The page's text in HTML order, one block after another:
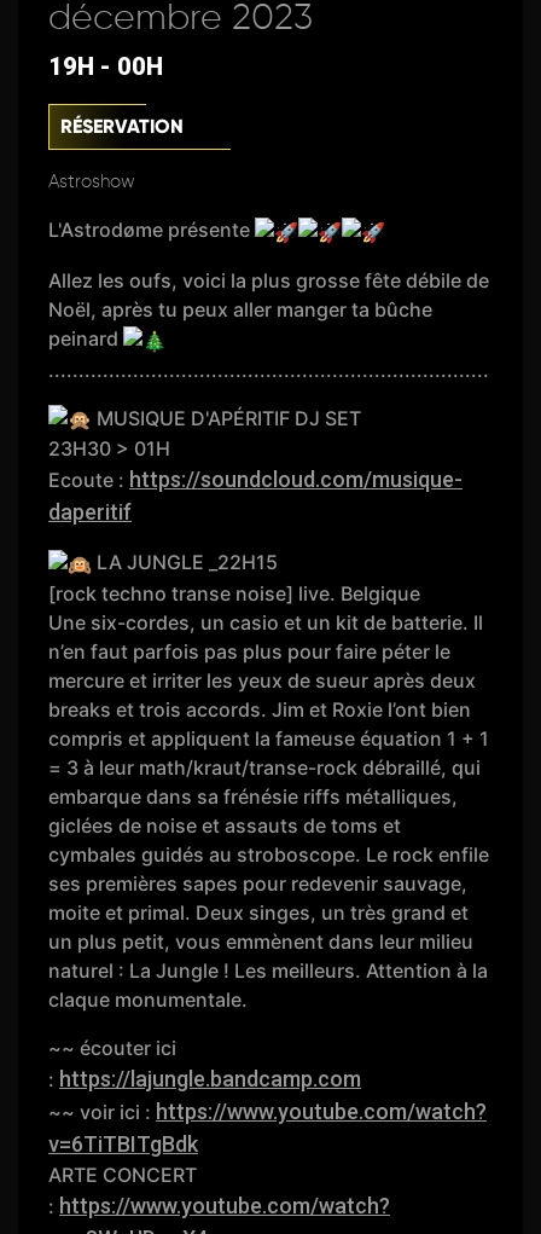
décembre 2023
19H - 00H
RÉSERVATION
Astroshow
L'Astrodøme présente
Allez les oufs, voici la plus grosse fête débile de
Noël, après tu peux aller manger ta bûche
peinard
.........................................................................
MUSIQUE D'APÉRITIF DJ SET
23H30 > 01H
Ecoute : https://soundcloud.com/musique-
daperitif
LA JUNGLE _22H15
[rock techno transe noise] live. Belgique
Une six-cordes, un casio et un kit de batterie. Il
n’en faut parfois pas plus pour faire péter le
mercure et irriter les yeux de sueur après deux
breaks et trois accords. Jim et Roxie l’ont bien
compris et appliquent la fameuse équation 1 + 1
= 3 à leur math/kraut/transe-rock débraillé, qui
embarque dans sa frénésie riffs métalliques,
giclées de noise et assauts de toms et
cymbales guidés au stroboscope. Le rock enfile
ses premières sapes pour redevenir sauvage,
moite et primal. Deux singes, un très grand et
un plus petit, vous emmènent dans leur milieu
naturel : La Jungle ! Les meilleurs. Attention à la
claque monumentale.
~~ écouter ici
: https://lajungle.bandcamp.com
~~ voir ici : https://www.youtube.com/watch?
v=6TiTBITgBdk
ARTE CONCERT
: https://www.youtube.com/watch?